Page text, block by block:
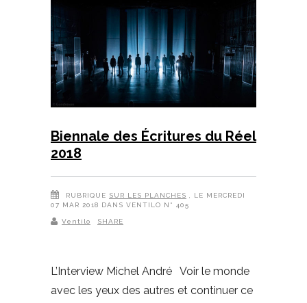
Biennale des Écritures du Réel
2018
RUBRIQUE SUR LES PLANCHES
, LE MERCREDI
07 MAR 2018 DANS VENTILO N° 405
Ventilo SHARE
L’Interview Michel André Voir le monde
avec les yeux des autres et continuer ce